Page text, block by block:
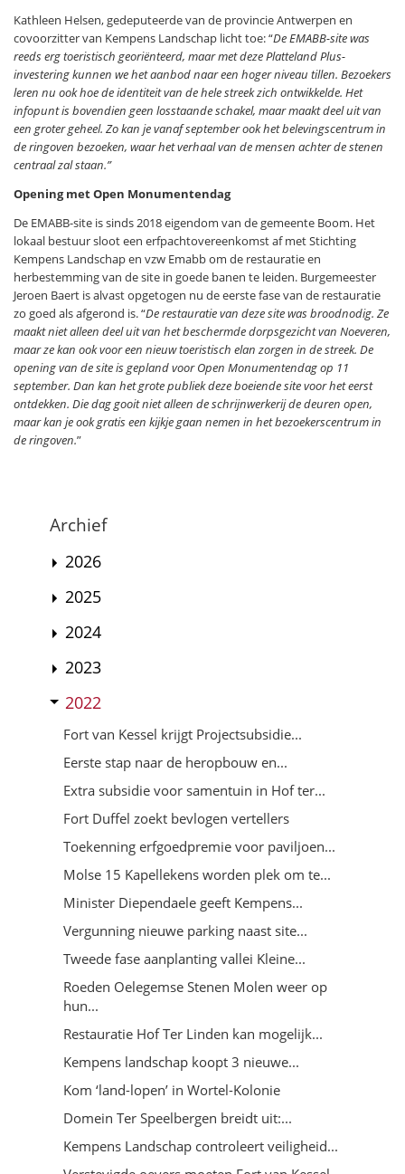
Kathleen Helsen, gedeputeerde van de provincie Antwerpen en
covoorzitter van Kempens Landschap licht toe: “De EMABB-site was
reeds erg toeristisch georiënteerd, maar met deze Platteland Plus-
investering kunnen we het aanbod naar een hoger niveau tillen. Bezoekers
leren nu ook hoe de identiteit van de hele streek zich ontwikkelde. Het
infopunt is bovendien geen losstaande schakel, maar maakt deel uit van
een groter geheel. Zo kan je vanaf september ook het belevingscentrum in
de ringoven bezoeken, waar het verhaal van de mensen achter de stenen
centraal zal staan.”
Opening met Open Monumentendag
De EMABB-site is sinds 2018 eigendom van de gemeente Boom. Het
lokaal bestuur sloot een erfpachtovereenkomst af met Stichting
Kempens Landschap en vzw Emabb om de restauratie en
herbestemming van de site in goede banen te leiden. Burgemeester
Jeroen Baert is alvast opgetogen nu de eerste fase van de restauratie
zo goed als afgerond is. “De restauratie van deze site was broodnodig. Ze
maakt niet alleen deel uit van het beschermde dorpsgezicht van Noeveren,
maar ze kan ook voor een nieuw toeristisch elan zorgen in de streek. De
opening van de site is gepland voor Open Monumentendag op 11
september. Dan kan het grote publiek deze boeiende site voor het eerst
ontdekken. Die dag gooit niet alleen de schrijnwerkerij de deuren open,
maar kan je ook gratis een kijkje gaan nemen in het bezoekerscentrum in
de ringoven.”
Archief
2026
2025
2024
2023
2022
Fort van Kessel krijgt Projectsubsidie...
Eerste stap naar de heropbouw en...
Extra subsidie voor samentuin in Hof ter...
Fort Duffel zoekt bevlogen vertellers
Toekenning erfgoedpremie voor paviljoen...
Molse 15 Kapellekens worden plek om te...
Minister Diependaele geeft Kempens...
Vergunning nieuwe parking naast site...
Tweede fase aanplanting vallei Kleine...
Roeden Oelegemse Stenen Molen weer op
hun...
Restauratie Hof Ter Linden kan mogelijk...
Kempens landschap koopt 3 nieuwe...
Kom ‘land-lopen’ in Wortel-Kolonie
Domein Ter Speelbergen breidt uit:...
Kempens Landschap controleert veiligheid...